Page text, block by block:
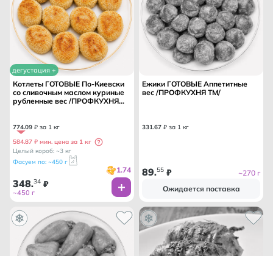
дегустация +
Котлеты ГОТОВЫЕ По-Киевски
со сливочным маслом куриные
рубленные вес /ПРОФКУХНЯ
774.09 ₽ за 1 кг
584.87 ₽ мин. цена за 1 кг
Целый короб: ~3 кг
Фасуем по: ~450 г
1.74
348.34 ₽
~450 г
Ежики ГОТОВЫЕ Аппетитные
вес /ПРОФКУХНЯ ТМ/
331.67 ₽ за 1 кг
89.55 ₽
~270 г
Ожидается поставка